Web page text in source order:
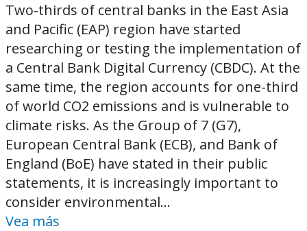
Two-thirds of central banks in the East Asia
and Pacific (EAP) region have started
researching or testing the implementation of
a Central Bank Digital Currency (CBDC). At the
same time, the region accounts for one-third
of world CO2 emissions and is vulnerable to
climate risks. As the Group of 7 (G7),
European Central Bank (ECB), and Bank of
England (BoE) have stated in their public
statements, it is increasingly important to
consider environmental...
Vea más